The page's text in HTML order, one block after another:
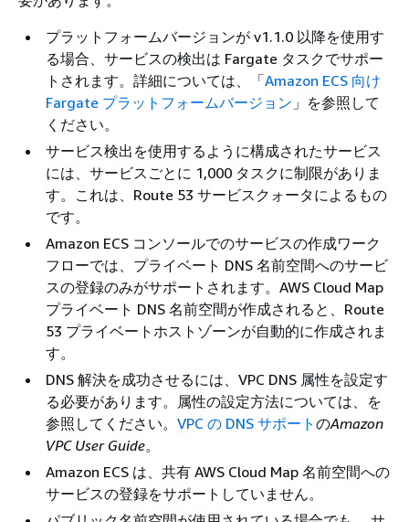
プラットフォームバージョンが v1.1.0 以降を使用す
る場合、サービスの検出は Fargate タスクでサポー
トされます。詳細については、「Amazon ECS 向け
Fargate プラットフォームバージョン 」を参照して
ください。
サービス検出を使用するように構成されたサービス
には、サービスごとに 1,000 タスクに制限がありま
す。これは、Route 53 サービスクォータによるもの
です。
Amazon ECS コンソールでのサービスの作成ワーク
フローでは、プライベート DNS 名前空間へのサービ
スの登録のみがサポートされます。AWS Cloud Map
プライベート DNS 名前空間が作成されると、Route
53 プライベートホストゾーンが自動的に作成されま
す。
DNS 解決を成功させるには、VPC DNS 属性を設定す
る必要があります。属性の設定方法については、を
参照してください。 VPC の DNS サポート のAmazon
VPC User Guide。
Amazon ECS は、共有 AWS Cloud Map 名前空間への
サービスの登録をサポートしていません。